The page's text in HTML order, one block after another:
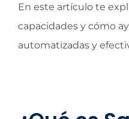
En este artículo te
capacidades y cómo
automatizadas y